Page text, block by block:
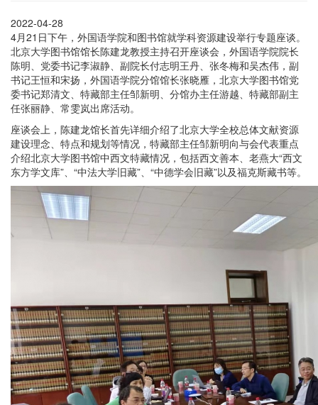
2022-04-28
4月21日下午，外国语学院和图书馆就学科资源建设举行专题座谈。
北京大学图书馆馆长陈建龙教授主持召开座谈会，外国语学院院长
陈明、党委书记李淑静、副院长付志明王丹、张冬梅和吴杰伟，副
书记王恒和宋扬，外国语学院分馆馆长张晓雁，北京大学图书馆党
委书记郑清文、特藏部主任邹新明、分馆办主任游越、特藏部副主
任张丽静、常雯岚出席活动。
座谈会上，陈建龙馆长首先详细介绍了北京大学全校总体文献资源
建设理念、特点和规划等情况，特藏部主任邹新明向与会代表重点
介绍北京大学图书馆中西文特藏情况，包括西文善本、老燕大“西文
东方学文库”、“中法大学旧藏”、“中德学会旧藏”以及福克斯藏书等。